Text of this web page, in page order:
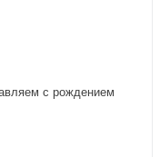
с рождением